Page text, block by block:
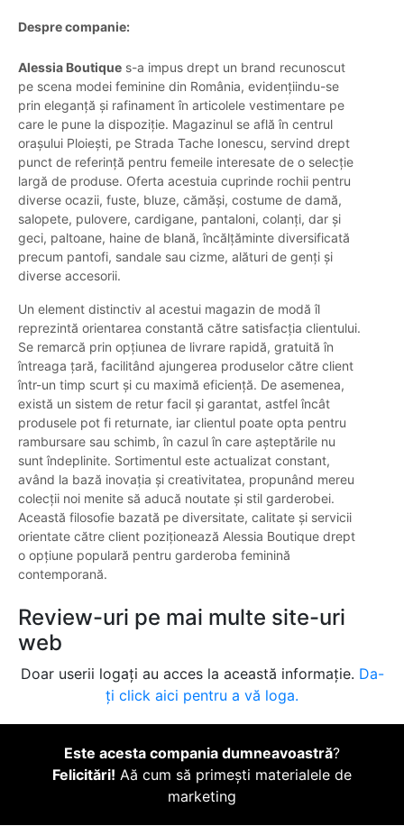
Despre companie:
Alessia Boutique s-a impus drept un brand recunoscut
pe scena modei feminine din România, evidențiindu-se
prin eleganță și rafinament în articolele vestimentare pe
care le pune la dispoziție. Magazinul se află în centrul
orașului Ploiești, pe Strada Tache Ionescu, servind drept
punct de referință pentru femeile interesate de o selecție
largă de produse. Oferta acestuia cuprinde rochii pentru
diverse ocazii, fuste, bluze, cămăși, costume de damă,
salopete, pulovere, cardigane, pantaloni, colanți, dar și
geci, paltoane, haine de blană, încălțăminte diversificată
precum pantofi, sandale sau cizme, alături de genți și
diverse accesorii.
Un element distinctiv al acestui magazin de modă îl
reprezintă orientarea constantă către satisfacția clientului.
Se remarcă prin opțiunea de livrare rapidă, gratuită în
întreaga țară, facilitând ajungerea produselor către client
într-un timp scurt și cu maximă eficiență. De asemenea,
există un sistem de retur facil și garantat, astfel încât
produsele pot fi returnate, iar clientul poate opta pentru
rambursare sau schimb, în cazul în care așteptările nu
sunt îndeplinite. Sortimentul este actualizat constant,
având la bază inovația și creativitatea, propunând mereu
colecții noi menite să aducă noutate și stil garderobei.
Această filosofie bazată pe diversitate, calitate și servicii
orientate către client poziționează Alessia Boutique drept
o opțiune populară pentru garderoba feminină
contemporană.
Review-uri pe mai multe site-uri
web
Doar userii logați au acces la această informație. Da-
ți click aici pentru a vă loga.
Este acesta compania dumneavoastră?
Felicitări! Aă cum să primești materialele de
marketing